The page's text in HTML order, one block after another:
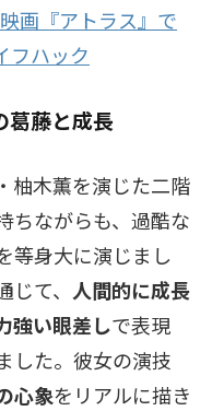
画『アトラス』で
フハック
葛藤と成長
柚木薫を演じた二階
ちながらも、過酷な
等身大に演じまし
て、 人間的に成長
強い眼差しで表現
した。彼女の演技
心象をリアルに描き